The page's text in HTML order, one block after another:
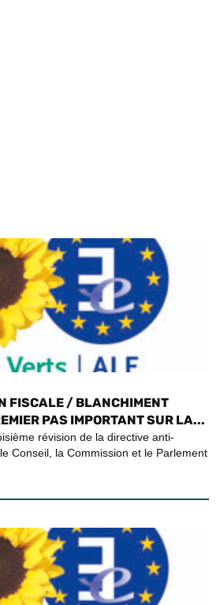
FISCALE / BLANCHIMENT
PAS IMPORTANT SUR LA...
révision de la directive anti-
Conseil, la Commission et le Parlement